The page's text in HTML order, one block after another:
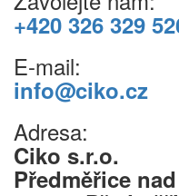
+420 326 329
E-mail:
info@ciko.cz
Adresa:
Ciko s.r.o.
Předměřice